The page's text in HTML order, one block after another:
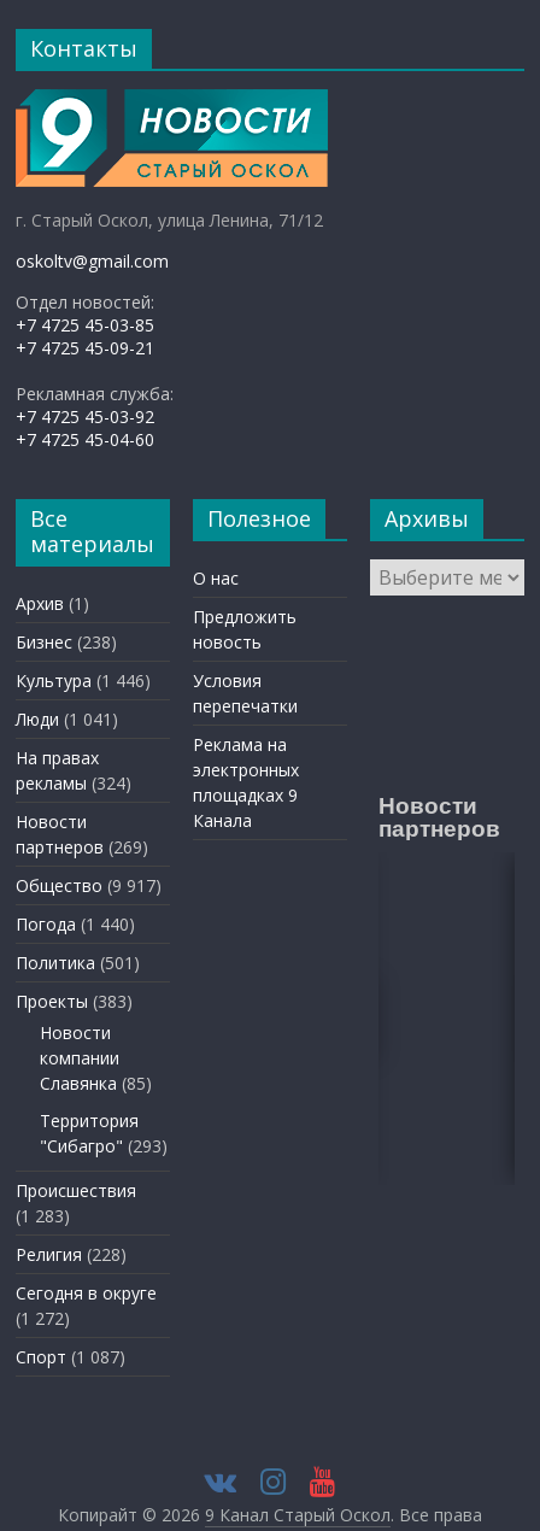
Контакты
г. Старый Оскол, улица Ленина, 71/12
oskoltv@gmail.com
Отдел новостей:
+7 4725 45-03-85
+7 4725 45-09-21
Рекламная служба:
+7 4725 45-03-92
+7 4725 45-04-60
Все
материалы
Архив (1)
Бизнес (238)
Культура (1 446)
Люди (1 041)
На правах
рекламы (324)
Новости
партнеров (269)
Общество (9 917)
Погода (1 440)
Политика (501)
Проекты (383)
Новости
компании
Славянка (85)
Территория
"Сибагро" (293)
Происшествия
(1 283)
Религия (228)
Сегодня в округе
(1 272)
Спорт (1 087)
Полезное
О нас
Предложить
новость
Условия
перепечатки
Реклама на
электронных
площадках 9
Канала
Архивы
Архивы
Новости
партнеров
Копирайт © 2026 9 Канал Старый Оскол. Все права